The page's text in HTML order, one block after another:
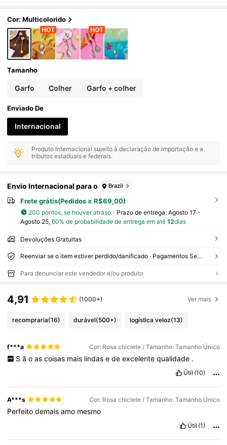
Cor: Multicolorido
Tamanho
Garfo Colher Garfo + colher
Enviado De
Internacional
Produto Internacional sujeito à declaração de importação e a
tributos estaduais e federais.
Envio Internacional para o Brazil
Frete grátis(Pedidos ≥ R$69,00)
200 pontos, se houver atraso Prazo de entrega: Agosto 17 -
Agosto 25, 60% de probabilidade de entrega em até 12dias
Devoluções Gratuitas
Reenviar se o item estiver perdido/danificado · Pagamentos Seguros · Proteção de privacidade
Para denunciar este vendedor e/ou produto
4,91 (1000+) Ver mais
recompraria(16) durável(500+) logística veloz(13)
f***a Cor: Rosa chiclete / Tamanho: Tamanho Único
S ã o as coisas mais lindas e de excelente qualidade .
Útil (10)
A***s Cor: Rosa chiclete / Tamanho: Tamanho Único
Perfeitodemaisamo mesmo
Útil (1)